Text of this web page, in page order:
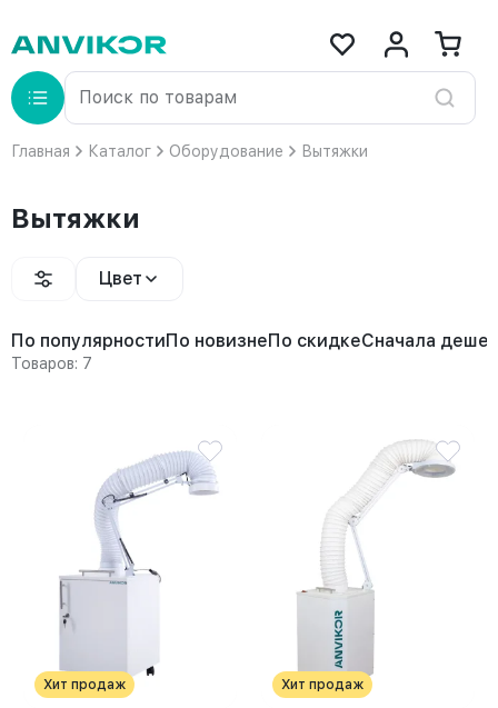
Главная Каталог Оборудование Вытяжки
Вытяжки
Цвет
По популярностиПо новизнеПо скидкеСначала
Товаров: 7
Хит продаж Хит продаж